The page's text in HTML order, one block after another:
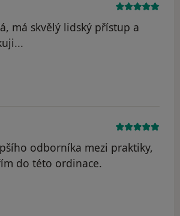
má skvělý lidský přístup a
odborníka mezi praktiky,
do této ordinace.